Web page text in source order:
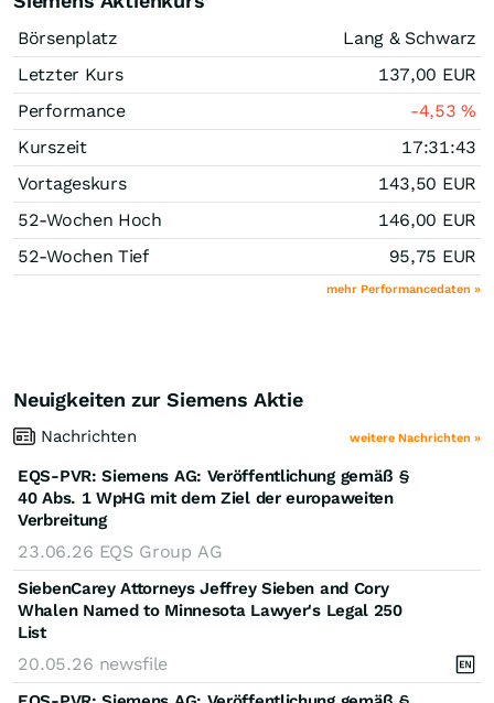
Börsenplatz
Lang & Schwarz
Letzter Kurs
137,00 EUR
Performance
-4,53%
Kurszeit
17:31:43
Vortageskurs
143,50 EUR
52-Wochen Hoch
146,00 EUR
52-Wochen Tief
95,75 EUR
mehr Performancedaten »
Neuigkeiten zur Siemens Aktie
Nachrichten weitere Nachrichten »
EQS-PVR: Siemens AG: Veröffentlichung gemäß §
40 Abs. 1 WpHG mit dem Ziel der europaweiten
Verbreitung
23.06.26 EQS Group AG
SiebenCarey Attorneys Jeffrey Sieben and Cory
Whalen Named to Minnesota Lawyer's Legal 250
List
20.05.26 newsfile